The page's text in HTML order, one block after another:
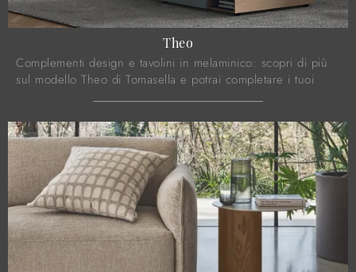
Theo
Complementi design e tavolini in melaminico: scopri di più
sul modello Theo di Tomasella e potrai completare i tuoi